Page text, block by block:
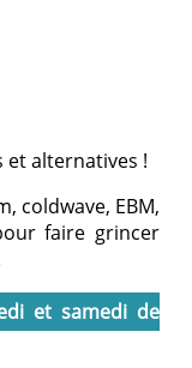
et alternatives !
coldwave, EBM,
faire grincer
et samedi de